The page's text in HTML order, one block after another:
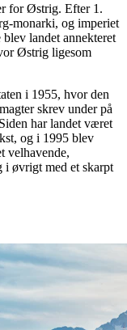
for Østrig. Efter 1.
monarki, og imperiet
landet annekteret
Østrig ligesom
i 1955, hvor den
skrev under på
har landet været
og i 1995 blev
velhavende,
øvrigt med et skarpt